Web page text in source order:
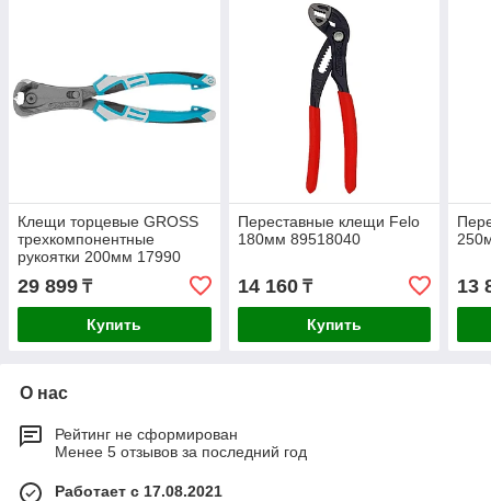
Клещи торцевые GROSS
трехкомпонентные
рукоятки 200мм 17990
29 899 ₸
Купить
Переставные клещи Felo
180мм 89518040
14 160₸
Купить
13
О нас
Рейтинг не сформирован
Менее 5 отзывов за последний год
Работает с 17.08.2021